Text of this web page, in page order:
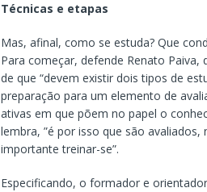
Técnicas e etapas
Mas, afinal, como se estuda? Que
Para começar, defende Renato
de que “devem existir dois tipos de
preparação para um elemento de
ativas em que põem no papel o
lembra, ”é por isso que são
importante treinar-se”.
Especificando, o formador e